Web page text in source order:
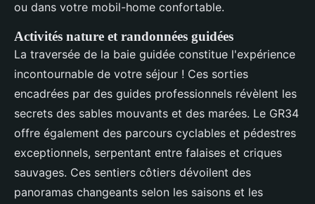
ou dans votre mobil-home confortable.
Activités nature et randonnées guidées
La traversée de la baie guidée constitue l'expérience
incontournable de votre séjour ! Ces sorties
encadrées par des guides professionnels révèlent les
secrets des sables mouvants et des marées. Le GR34
offre également des parcours cyclables et pédestres
exceptionnels, serpentant entre falaises et criques
sauvages. Ces sentiers côtiers dévoilent des
panoramas changeants selon les saisons et les